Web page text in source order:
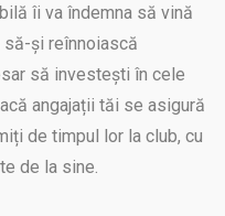
îi va îndemna să vină
și reînnoiască
să investești în cele
angajații tăi se asigură
de timpul lor la club, cu
de la sine.